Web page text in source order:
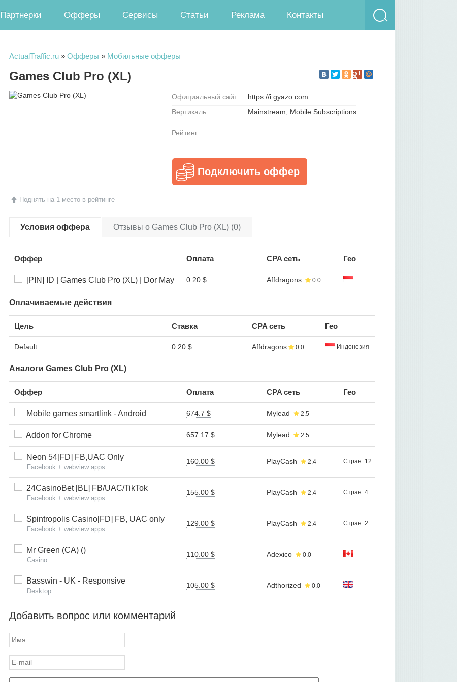
Партнерки Офферы Сервисы Статьи Реклама Контакты
ActualTraffic.ru » Офферы » Мобильные офферы
Games Club Pro (XL)
Поднять на 1 место в рейтинге
Официальный сайт:
https://i.gyazo.com
Вертикаль:
Mainstream, Mobile Subscriptions
Рейтинг:
Подключить оффер
Условия оффера Отзывы о Games Club Pro (XL) (0)
Оффер Оплата CPA сеть Гео
[PIN] ID | Games Club Pro (XL) | Dor May 0.20 $ Affdragons 0.0
Оплачиваемые действия
Цель Ставка CPA сеть Гео
Default 0.20 $ Affdragons 0.0 Индонезия
Аналоги Games Club Pro (XL)
Оффер Оплата CPA сеть Гео
Mobile games smartlink - Android 674.7 $ Mylead 2.5
Addon for Chrome 657.17 $ Mylead 2.5
Neon 54[FD] FB,UAC Only
Facebook + webview apps
160.00 $ PlayCash 2.4 Стран: 12
24CasinoBet [BL] FB/UAC/TikTok
Facebook + webview apps
155.00 $ PlayCash 2.4 Стран: 4
Spintropolis Casino[FD] FB, UAC only
Facebook + webview apps
129.00 $ PlayCash 2.4 Стран: 2
Mr Green (CA) ()
Casino
110.00 $ Adexico 0.0
Basswin - UK - Responsive
Desktop
105.00 $ Adthorized 0.0
Добавить вопрос или комментарий